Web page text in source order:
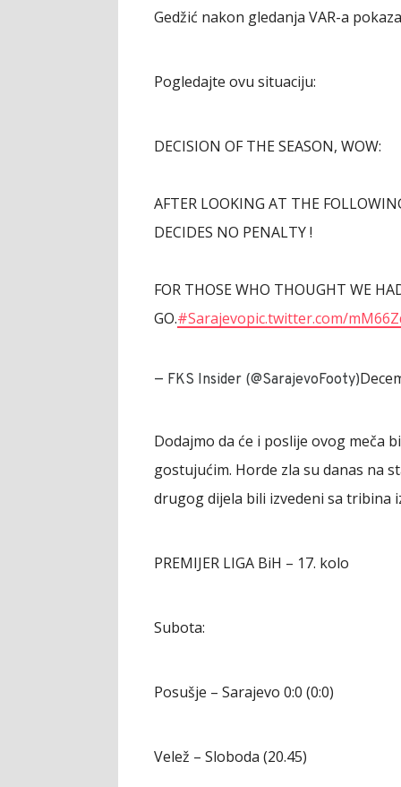
Gedžić nakon gledanja VAR-a
Pogledajte ovu situaciju:
DECISION OF THE SEASON, WOW:
AFTER LOOKING AT THE
DECIDES NO PENALTY !
FOR THOSE WHO THOUGHT WE
GO.#Sarajevopic.twitter.com/
— FKS Insider (@SarajevoFooty)
Dodajmo da će i poslije ovog meča
gostujućim. Horde zla su danas na
drugog dijela bili izvedeni sa tribina
PREMIJER LIGA BiH – 17. kolo
Subota:
Posušje – Sarajevo 0:0 (0:0)
Velež – Sloboda (20.45)